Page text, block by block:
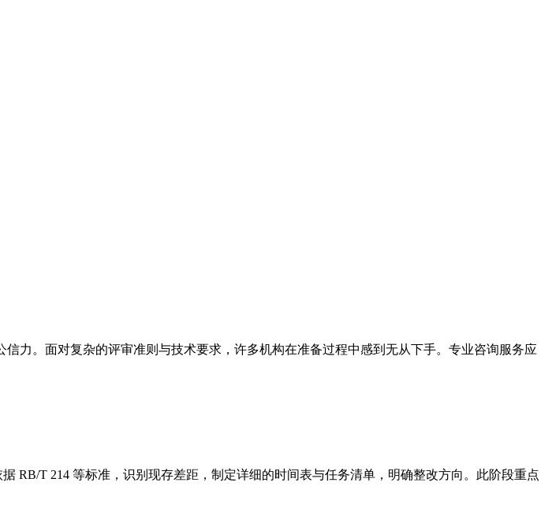
力。面对复杂的评审准则与技术要求，许多机构在准备过程中感到无从下手。专业咨询服务应
RB/T 214 等标准，识别现存差距，制定详细的时间表与任务清单，明确整改方向。此阶段重点